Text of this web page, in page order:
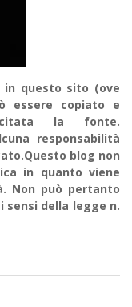
in questo sito (ove
essere copiato e
citata la fonte.
responsabilità
blog non
in quanto viene
Non può pertanto
della legge n.